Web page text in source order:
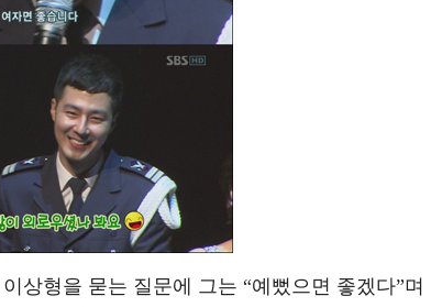
상형을 묻는 질문에 그는 “예뻤으면 좋겠다”며